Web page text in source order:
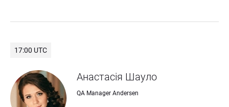
Анастасія Шауло
QA Manager Andersen
17:00 UTC